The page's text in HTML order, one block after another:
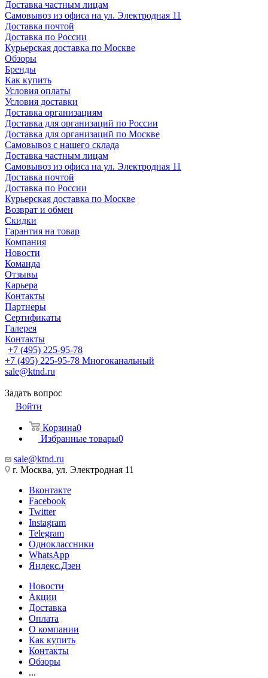
Доставка частным лицам
Самовывоз из офиса на ул. Электродная 11
Доставка почтой
Доставка по России
Курьерская доставка по Москве
Обзоры
Бренды
Как купить
Условия оплаты
Условия доставки
Доставка организациям
Доставка для организаций по России
Доставка для организаций по Москве
Самовывоз с нашего склада
Доставка частным лицам
Самовывоз из офиса на ул. Электродная 11
Доставка почтой
Доставка по России
Курьерская доставка по Москве
Возврат и обмен
Скидки
Гарантия на товар
Компания
Новости
Команда
Отзывы
Карьера
Контакты
Партнеры
Сертификаты
Галерея
Контакты
+7 (495) 225-95-78
+7 (495) 225-95-78 Многоканальный
sale@ktnd.ru
Задать вопрос
Войти
Корзина0
Избранные товары0
sale@ktnd.ru
г. Москва, ул. Электродная 11
Вконтакте
Facebook
Twitter
Instagram
Telegram
Одноклассники
WhatsApp
Яндекс.Дзен
Новости
Акции
Доставка
Оплата
О компании
Как купить
Контакты
Обзоры
...